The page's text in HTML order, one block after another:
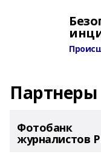
Партнеры
Фотобанк
журналистов